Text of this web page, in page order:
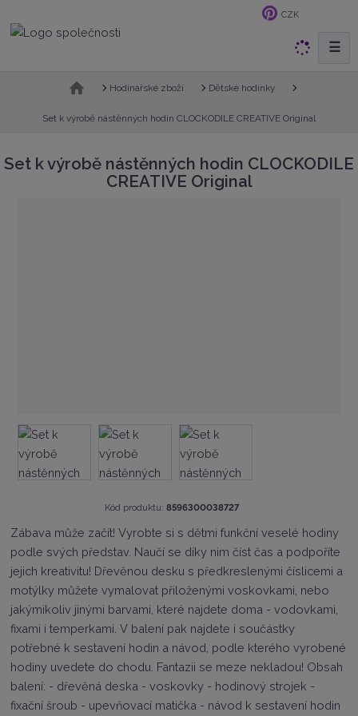
CZK
h
e
a
☰
Ú
o
í
Hodinářské zboží Dětské hodinky
Set k výrobě nástěnných hodin CLOCKODILE CREATIVE Original
Set k výrobě nástěnných hodin CLOCKODILE
CREATIVE Original
Kód produktu: 8596300038727
d
v
o
b
c
e
8
5
9
Zábava může začít! Vyrobte si s dětmi funkční veselé hodiny
podle svých představ. Naučí se díky nim číst čas a podpoříte
jejich kreativitu! Dřevěnou desku s předkreslenými číslicemi a
motýlky můžete vymalovat přiloženými voskovkami, nebo
jakýmikoliv jinými barvami, které najdete doma - vodovkami,
fixami i temperkami. V balení pak najdete i součástky
potřebné k sestavení hodin a návod, podle kterého vyrobené
hodiny uvedete do chodu. Fantazii se meze nekladou! Obsah
balení: - dřevěná deska - voskovky - hodinový strojek -
fixační šroub - upevňovací matička - návod k sestavení hodin